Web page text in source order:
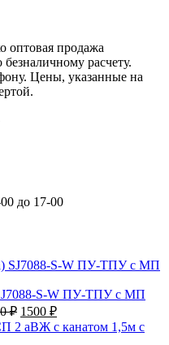
оптовая продажа
расчету.
Цены, указанные на
до 17-00
S-W ПУ-ТПУ с МП
₽ Первоначальная
цена
составляла
1500 ₽Текущая
цена: